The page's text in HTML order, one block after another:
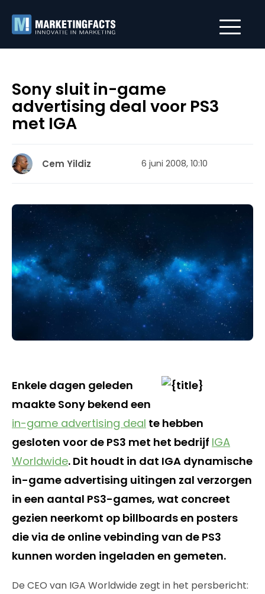
Sony sluit in-game
advertising deal voor PS3
met IGA
Cem Yildiz 6 juni 2008, 10:10
Enkele dagen geleden
maakte Sony bekend een
in-game advertising deal te hebben
gesloten voor de PS3 met het bedrijf IGA
Worldwide. Dit houdt in dat IGA dynamische
in-game advertising uitingen zal verzorgen
in een aantal PS3-games, wat concreet
gezien neerkomt op billboards en posters
die via de online vebinding van de PS3
kunnen worden ingeladen en gemeten.
De CEO van IGA Worldwide zegt in het persbericht: